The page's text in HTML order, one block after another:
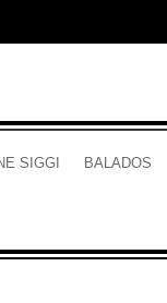
SIGGI BALADOS